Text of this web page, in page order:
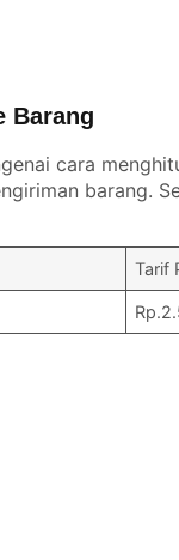
Barang
cara
barang.
Tarif